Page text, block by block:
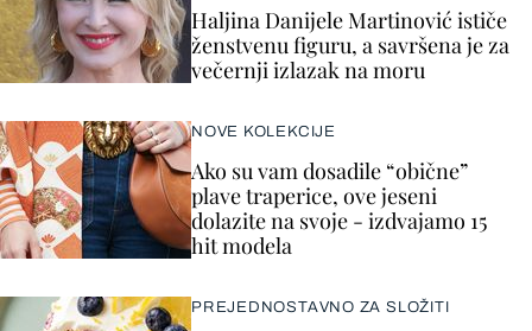
Haljina Danijele Martinović ističe
ženstvenu figuru, a savršena je za
večernji izlazak na moru
NOVE KOLEKCIJE
Ako su vam dosadile “obične”
plave traperice, ove jeseni
dolazite na svoje - izdvajamo 15
hit modela
PREJEDNOSTAVNO ZA SLOŽITI